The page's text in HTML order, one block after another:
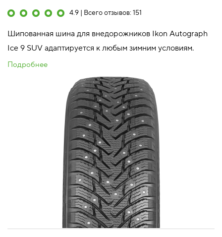
4.9 | Всего отзывов: 151
Шипованная шина для внедорожников Ikon Autograph
Ice 9 SUV адаптируется к любым зимним условиям.
Подробнее